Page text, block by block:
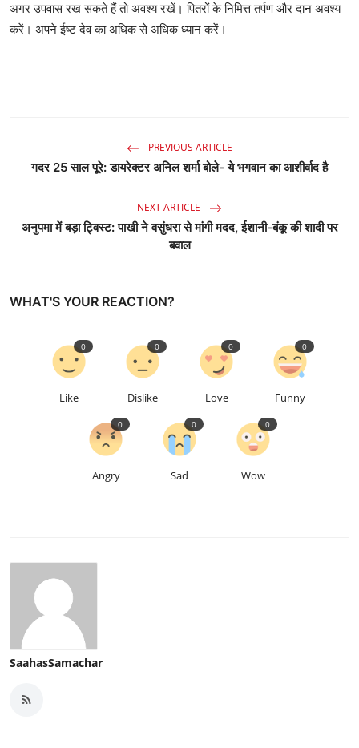
अगर उपवास रख सकते हैं तो अवश्य रखें। पितरों के निमित्त तर्पण और दान अवश्य
करें। अपने ईष्ट देव का अधिक से अधिक ध्यान करें।
PREVIOUS ARTICLE
गदर 25 साल पूरे: डायरेक्टर अनिल शर्मा बोले- ये भगवान का आशीर्वाद है
NEXT ARTICLE
अनुपमा में बड़ा ट्विस्ट: पाखी ने वसुंधरा से मांगी मदद, ईशानी-बंकू की शादी पर
बवाल
WHAT'S YOUR REACTION?
Like
0
Dislike
0
Love
0
Funny
0
Angry
0
Sad
0
Wow
0
SaahasSamachar